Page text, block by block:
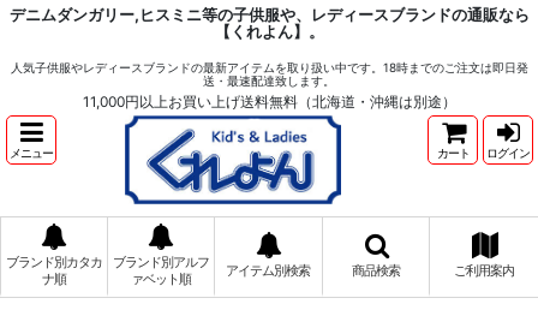
デニムダンガリー,ヒスミニ等の子供服や、レディースブランドの通販なら
【くれよん】。
人気子供服やレディースブランドの最新アイテムを取り扱い中です。18時までのご注文は即日発
送・最速配達致します。
11,000円以上お買い上げ送料無料（北海道・沖縄は別途）
メニュー カート ログイン
ブランド別カタカ
ナ順
ブランド別アルフ
ァベット順
アイテム別検索 商品検索 ご利用案内